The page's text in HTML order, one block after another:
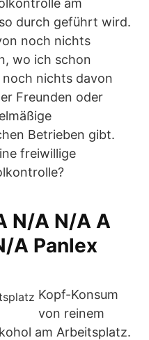
am
durch geführt wird.
noch nichts
wo ich schon
nichts davon
Freunden oder
Betrieben gibt.
freiwillige
N/A N/A A
A Panlex
Kopf-Konsum
von reinem
am Arbeitsplatz.